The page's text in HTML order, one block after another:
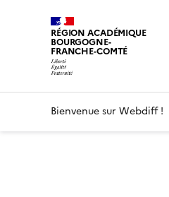
RÉGION ACADÉMIQUE
BOURGOGNE-
FRANCHE-COMTÉ
Bienvenue sur Webdiff !